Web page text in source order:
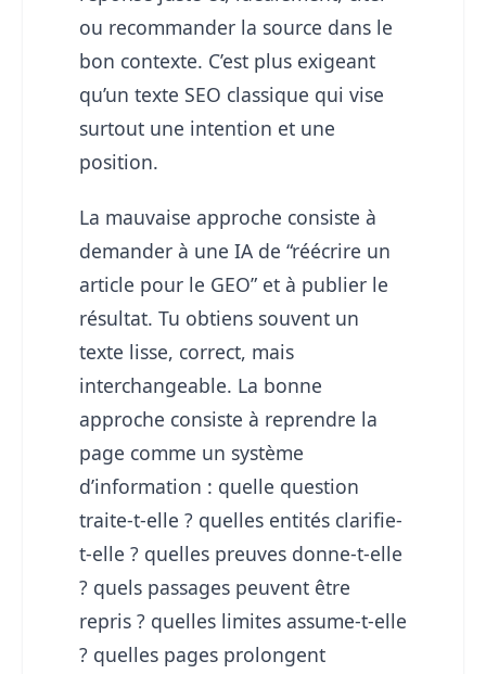
ou recommander la source dans le
bon contexte. C’est plus exigeant
qu’un texte SEO classique qui vise
surtout une intention et une
position.
La mauvaise approche consiste à
demander à une IA de “réécrire un
article pour le GEO” et à publier le
résultat. Tu obtiens souvent un
texte lisse, correct, mais
interchangeable. La bonne
approche consiste à reprendre la
page comme un système
d’information : quelle question
traite-t-elle ? quelles entités clarifie-
t-elle ? quelles preuves donne-t-elle
? quels passages peuvent être
repris ? quelles limites assume-t-elle
? quelles pages prolongent